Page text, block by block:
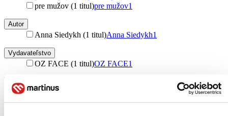
pre mužov (1 titul)pre mužov1
Autor
Anna Siedykh (1 titul)Anna Siedykh1
Vydavateľstvo
OZ FACE (1 titul)OZ FACE1
Väzba
brožovaná väzba (1 titul)